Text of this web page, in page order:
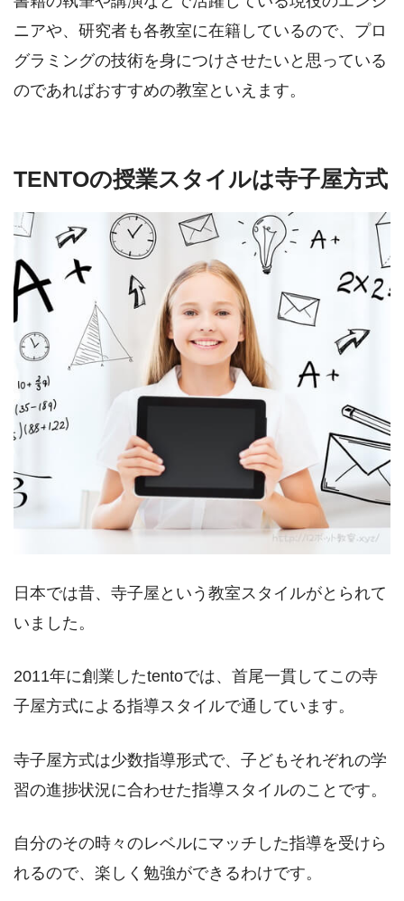
ニアや、研究者も各教室に在籍しているので、プロ
グラミングの技術を身につけさせたいと思っている
のであればおすすめの教室といえます。
TENTOの授業スタイルは寺子屋方式
日本では昔、寺子屋という教室スタイルがとられて
いました。
2011年に創業したtentoでは、首尾一貫してこの寺
子屋方式による指導スタイルで通しています。
寺子屋方式は少数指導形式で、子どもそれぞれの学
習の進捗状況に合わせた指導スタイルのことです。
自分のその時々のレベルにマッチした指導を受けら
れるので、楽しく勉強ができるわけです。